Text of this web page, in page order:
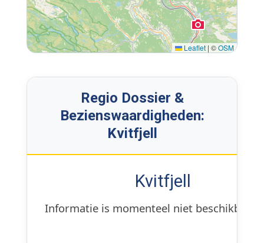
Leaflet | ©OSM
Regio Dossier &
Bezienswaardigheden:
Kvitfjell
Kvitfjell
Informatie is momenteel niet beschikbaar.